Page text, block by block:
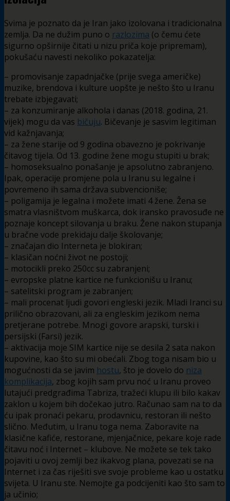
Svima je poznato da je Iran jako izolovana i tradicionalna
zemlja. Da ne dužim puno o razlozima (o čemu ćete
sigurno opširnije čitati u nizu priča koje pripremam),
pokušaću navesti nekoliko pokazatelja:
– promovisanje zapadnjačke (prije svega američke)
muzike, brendova i kulture uopšte je nešto što u Iranu
trebate izbjegavati;
– za konzumiranje alkohola i danas (2018. godina, 21.
vijek) mogu da vas bičuju. Bičevanje je sasvim legitiman
vid kažnjavanja;
– za žene starije od 9 godina obavezno je pokrivanje
čitavog tijela. Od 13. godine žene mogu stupiti u brak;
– homoseksualno ponašanje je apsolutno zabranjeno.
Ipak, operacije promjene pola u Iranu su legalne i
povremeno ih sama država subvencioniše;
– poligamija je legalna i možete imati 4 žene. Žena se
smatra vlasništvom muškarca, dok iransko pravosuđe ne
poznaje koncept silovanja u braku. Žene nakon stupanja
u bračne vode prekidaju dalje školovanje;
– značajan dio Interneta je blokiran;
– klasičan noćni život ne postoji;
– motocikli preko 250cc su zabranjeni;
– evropske platne kartice ne funkcionišu u Iranu;
– satelitski program je zabranjen;
– mali procenat ljudi govori engleski jezik. Mladi Iranci su
prilično obrazovani, ali za engleskim jezikom nema
pretjerane potrebe. Mnogi govore arapski, turski i
persijski (Farsi) jezik.
– aktivacija moje SIM kartice nije se desila 2 sata nakon
kupovine, kao što su mi obećali. Zbog toga nisam bio u
mogućnosti da se javim hostu, što je dovelo do niza
komplikacija, zbog kojih sam prvu noć u Iranu proveo
lutajući predgrađima Tabriza, tražeći klupu ili bilo kakav
zaklon u kojem bih dočekao jutro. Računao sam na to da
ću ipak pronaći pekaru, prodavnicu, restoran ili nešto
slično. Međutim, u Iranu toga nema. Zaboravite na
klasične kafiće, restorane, mjenjačnice, pekare koje rade
čitavu noć i Internet – klubove. Ne možete se tek tako
pojaviti u ovoj zemlji bez ikakvog plana, povezati se na
Internet i za čas riješiti sve svoje probleme kao u ostatku
svijeta. U Iranu ste. Nemojte ga podcijeniti kao što sam to
ja učinio;